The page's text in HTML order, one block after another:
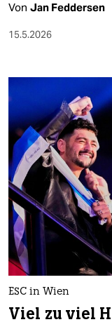
Von Jan Feddersen
15.5.2026
ESC in Wien
Viel zu viel